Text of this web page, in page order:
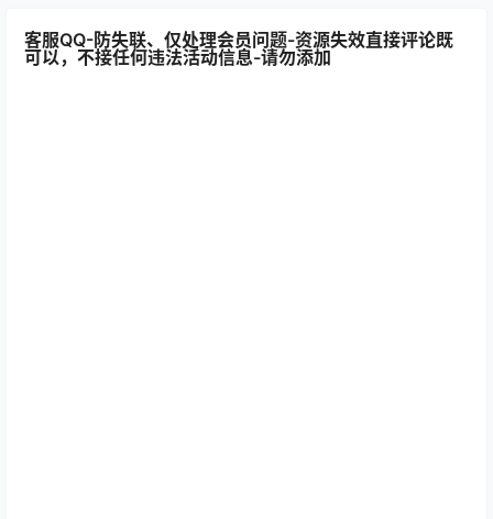
客服QQ-防失联、仅处理会员问题-资源失效直接评论既
可以，不接任何违法活动信息-请勿添加